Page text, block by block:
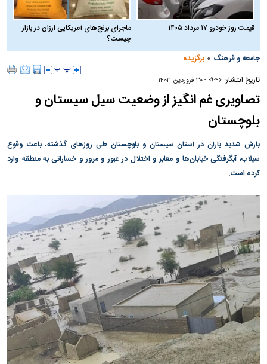
قیمت روز خودرو ۱۷ مرداد ۱۴۰۵
ماجرای برنج‌های آمریکایی ارزان در بازار
چیست؟
جامعه و فرهنگ »برگزیده
تاریخ انتشار: ۰۹:۴۶ - ۳۰ فروردين ۱۴۰۳
تصاویری غم انگیز از وضعیت سیل سیستان و
بلوچستان
بارش شدید باران در استان سیستان و بلوچستان طی روز‌های گذشته، باعث وقوع
سیلاب، آبگرفتگی خیابان‌ها و معابر و اختلال در عبور و مرور و خساراتی به منطقه وارد
کرده است.